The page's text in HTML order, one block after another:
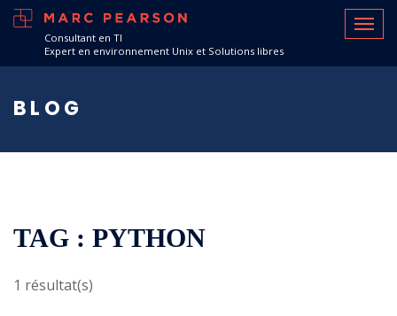
Consultant en TI
Expert en environnement Unix et Solutions libres
BLOG
TAG : PYTHON
1 résultat(s)